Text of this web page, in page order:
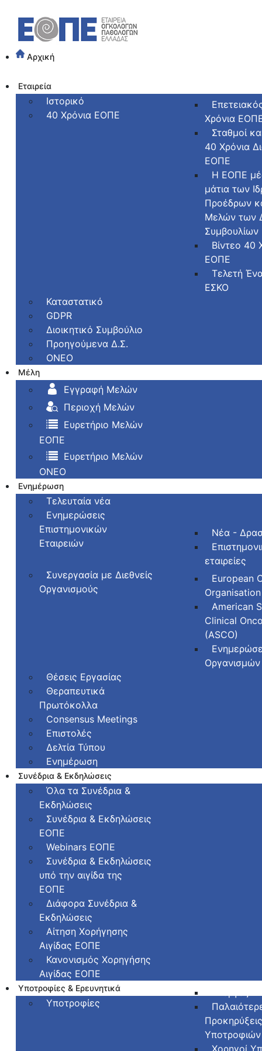
Αρχική
Εταιρεία
Ιστορικό
40 Χρόνια ΕΟΠΕ
Χρόνια
Σταθμοί
40 Χρόνια
ΕΟΠΕ
Η ΕΟΠΕ
μάτια των
Προέδρων
Μελών των
Συμβουλίων
Βίντεο 40
ΕΟΠΕ
Τελετή
ΕΣΚΟ
Καταστατικό
GDPR
Διοικητικό Συμβούλιο
Προηγούμενα Δ.Σ.
ONEO
Μέλη
Εγγραφή Μελών
Περιοχή Μελών
Ευρετήριο Μελών
ΕΟΠΕ
Ευρετήριο Μελών
ΟΝΕΟ
Ενημέρωση
Τελευταία νέα
Ενημερώσεις
Επιστημονικών
Εταιρειών
Νέα -
εταιρείες
Συνεργασία με Διεθνείς
Οργανισμούς
European
American
Clinical
(ASCO)
Οργανισμών
Θέσεις Εργασίας
Θεραπευτικά
Πρωτόκολλα
Consensus Meetings
Επιστολές
Δελτία Τύπου
Ενημέρωση
Συνέδρια & Εκδηλώσεις
Όλα τα Συνέδρια &
Εκδηλώσεις
Συνέδρια & Εκδηλώσεις
ΕΟΠΕ
Webinars ΕΟΠΕ
Συνέδρια & Εκδηλώσεις
υπό την αιγίδα της
ΕΟΠΕ
Διάφορα Συνέδρια &
Εκδηλώσεις
Αίτηση Χορήγησης
Αιγίδας ΕΟΠΕ
Κανονισμός Χορηγήσης
Αιγίδας ΕΟΠΕ
Υποτροφίες & Ερευνητικά
Υποτροφίες
Προκηρύξεις
Υποτροφιών
Χορηγοί